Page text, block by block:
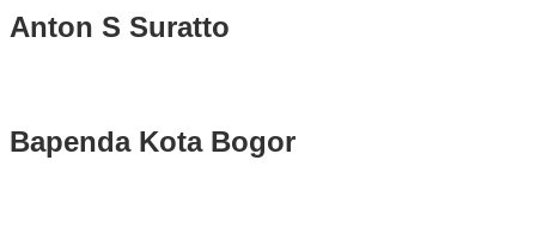
Anton S Suratto
Bapenda Kota Bogor